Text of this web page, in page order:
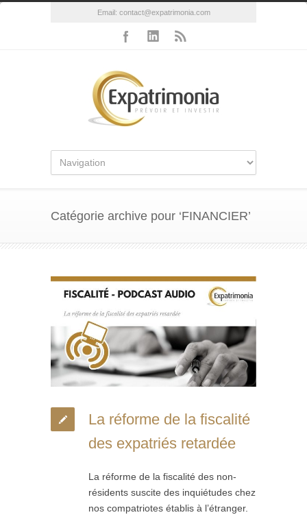
Email: contact@expatrimonia.com
Catégorie archive pour ‘FINANCIER’
La réforme de la fiscalité
des expatriés retardée
La réforme de la fiscalité des non-
résidents suscite des inquiétudes chez
nos compatriotes établis à l’étranger.